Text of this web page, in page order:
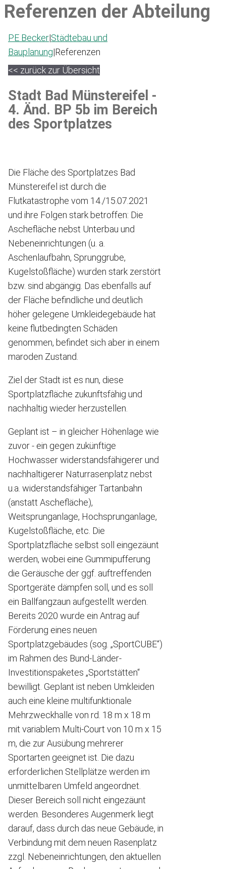
Referenzen der Abteilung
PE Becker|Städtebau und
Bauplanung|Referenzen
<< zurück zur Übersicht
Stadt Bad Münstereifel -
4. Änd. BP 5b im Bereich
des Sportplatzes
Die Fläche des Sportplatzes Bad
Münstereifel ist durch die
Flutkatastrophe vom 14./15.07.2021
und ihre Folgen stark betroffen: Die
Aschefläche nebst Unterbau und
Nebeneinrichtungen (u. a.
Aschenlaufbahn, Sprunggrube,
Kugelstoßfläche) wurden stark zerstört
bzw. sind abgängig. Das ebenfalls auf
der Fläche befindliche und deutlich
höher gelegene Umkleidegebäude hat
keine flutbedingten Schäden
genommen, befindet sich aber in einem
maroden Zustand.
Ziel der Stadt ist es nun, diese
Sportplatzfläche zukunftsfähig und
nachhaltig wieder herzustellen.
Geplant ist – in gleicher Höhenlage wie
zuvor - ein gegen zukünftige
Hochwasser widerstandsfähigerer und
nachhaltigerer Naturrasenplatz nebst
u.a. widerstandsfähiger Tartanbahn
(anstatt Aschefläche),
Weitsprunganlage, Hochsprunganlage,
Kugelstoßfläche, etc. Die
Sportplatzfläche selbst soll eingezäunt
werden, wobei eine Gummipufferung
die Geräusche der ggf. auftreffenden
Sportgeräte dämpfen soll, und es soll
ein Ballfangzaun aufgestellt werden.
Bereits 2020 wurde ein Antrag auf
Förderung eines neuen
Sportplatzgebäudes (sog. „SportCUBE“)
im Rahmen des Bund-Länder-
Investitionspaketes „Sportstätten“
bewilligt. Geplant ist neben Umkleiden
auch eine kleine multifunktionale
Mehrzweckhalle von rd. 18 m x 18 m
mit variablem Multi-Court von 10 m x 15
m, die zur Ausübung mehrerer
Sportarten geeignet ist. Die dazu
erforderlichen Stellplätze werden im
unmittelbaren Umfeld angeordnet.
Dieser Bereich soll nicht eingezäunt
werden. Besonderes Augenmerk liegt
darauf, dass durch das neue Gebäude, in
Verbindung mit dem neuen Rasenplatz
zzgl. Nebeneinrichtungen, den aktuellen